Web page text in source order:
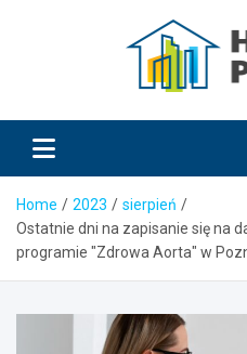
Home 2023
sierpień
Ostatnie dni na zapisanie się na
programie "Zdrowa Aorta" w